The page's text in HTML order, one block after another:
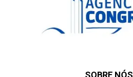
SOBRE NÓS